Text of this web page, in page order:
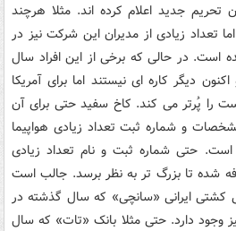
تحریم جدید اعلام کرده اند. مثلا هرچند
تعداد زیادی از مدیران این شرکت نیز در
شان آمده است. در حالی که برخی از این افراد سال
دیگر کاره ای نیستند اما برای آمریکا
را پُرتر می کند. کاخ سفید حتی برای آن
و شماره ثبت تعداد زیادی هواپیما
حتی شماره ثبت و نام تعداد زیادی
شده تا بزرگ تر به نظر برسد. جالب است
ایرانی «سانچی» که سال گذشته در
وجود دارد. حتی مثلا بانک «تات» که سال